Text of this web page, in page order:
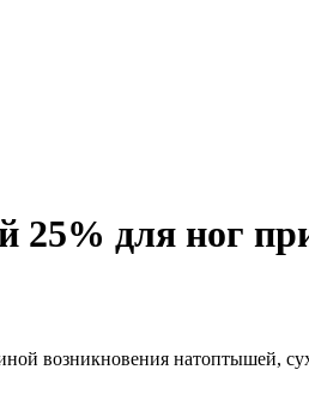
для ног
возникновения натоптышей,